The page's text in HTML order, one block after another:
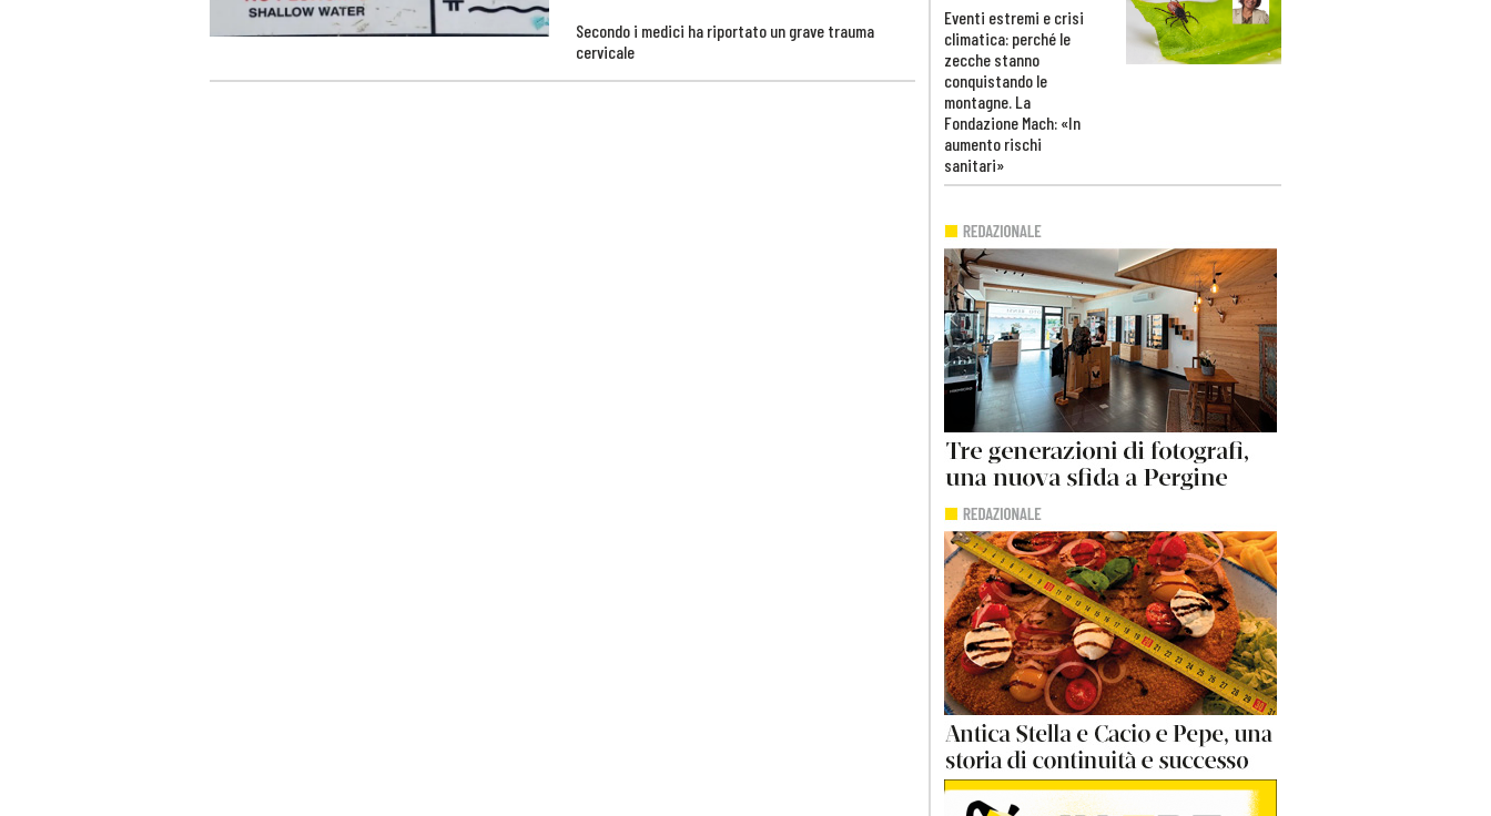
Secondo i medici ha riportato un grave trauma
cervicale
Eventi estremi e crisi
climatica: perché le
zecche stanno
conquistando le
montagne. La
Fondazione Mach: «In
aumento rischi
sanitari»